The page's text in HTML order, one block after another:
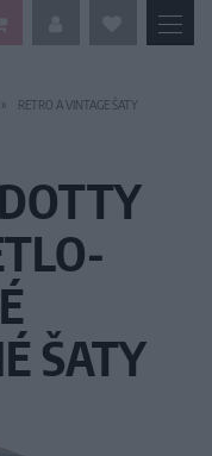
RETRO A VINTAGE ŠATY
ŠATY